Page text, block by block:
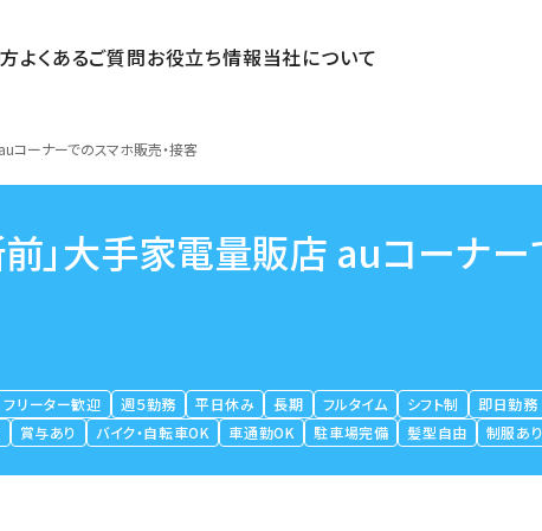
よくあるご質問お役立ち情報当社について
コーナーでのスマホ販売・接客
」大手家電量販店 auコーナ
フリーター歓迎 週５勤務 平日休み 長期 フルタイム シフト制
即日勤務
賞与あり バイク・自転車OK 車通勤OK 駐車場完備 髪型自由 制服あ